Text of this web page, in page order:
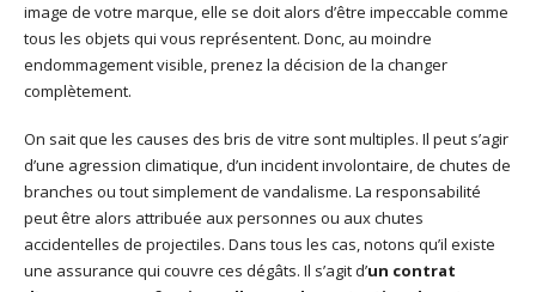
image de votre marque, elle se doit alors d’être impeccable comme
tous les objets qui vous représentent. Donc, au moindre
endommagement visible, prenez la décision de la changer
complètement.
On sait que les causes des bris de vitre sont multiples. Il peut s’agir
d’une agression climatique, d’un incident involontaire, de chutes de
branches ou tout simplement de vandalisme. La responsabilité
peut être alors attribuée aux personnes ou aux chutes
accidentelles de projectiles. Dans tous les cas, notons qu’il existe
une assurance qui couvre ces dégâts. Il s’agit d’un contrat